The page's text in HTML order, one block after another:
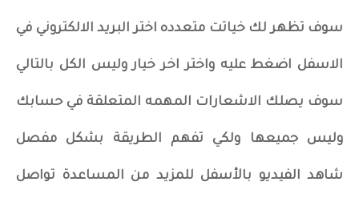
سوف تظهر لك خياتت متعدده اختر البريد الالكتروني في
الاسفل اضغط عليه واختر اخر خيار وليس الكل بالتالي
سوف يصلك الاشعارات المهمه المتعلقة في حسابك
وليس جميعها ولكي تفهم الطريقة بشكل مفصل
شاهد الفيديو بالأسفل للمزيد من المساعدة تواصل